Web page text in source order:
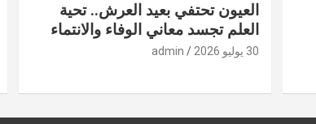
العيون تحتفي بعيد العرش.. تحية
العلم تجسد معاني الوفاء والانتماء
30 يوليو 2026 admin